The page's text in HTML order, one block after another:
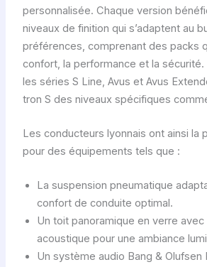
personnalisée. Chaque version
niveaux de finition qui s’adaptent au
préférences, comprenant des packs
confort, la performance et la
les séries S Line, Avus et Avus
tron S des niveaux spécifiques
Les conducteurs lyonnais ont ainsi la
pour des équipements tels que :
La suspension pneumatique
confort de conduite optimal.
Un toit panoramique en verre avec
acoustique pour une ambiance
Un système audio Bang & Olufsen